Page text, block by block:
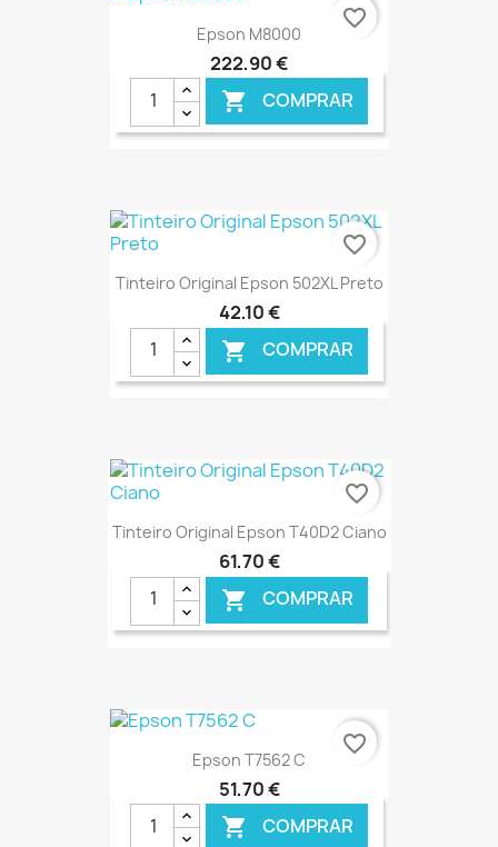
Epson M8000
222,90 €
 COMPRAR
€ ONLINE
favorite_border
Tinteiro Original Epson 502XL Preto
42,10 €
 COMPRAR
€ ONLINE
favorite_border
Tinteiro Original Epson T40D2 Ciano
61,70 €
 COMPRAR
favorite_border
Epson T7562 C
51,70 €
 COMPRAR
favorite_border